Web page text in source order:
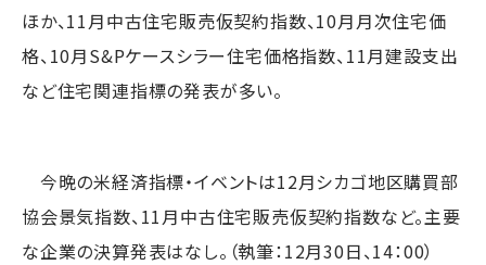
ほか、11月中古住宅販売仮契約指数、10月月次住宅価
格、10月S&Pケースシラー住宅価格指数、11月建設支出
など住宅関連指標の発表が多い。
今晩の米経済指標・イベントは12月シカゴ地区購買部
協会景気指数、11月中古住宅販売仮契約指数など。主要
な企業の決算発表はなし。（執筆：12月30日、14：00）